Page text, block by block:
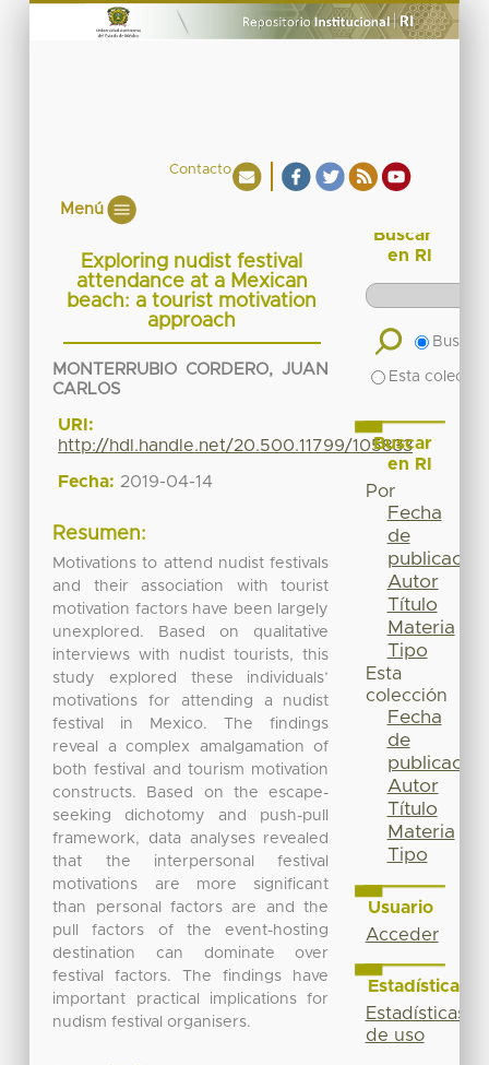
Contacto
Menú
Exploring nudist festival
attendance at a Mexican
beach: a tourist motivation
approach
MONTERRUBIO CORDERO, JUAN
CARLOS
URI:
http://hdl.handle.net/20.500.11799/105833
Fecha: 2019-04-14
Resumen:
Motivations to attend nudist festivals
and their association with tourist
motivation factors have been largely
unexplored. Based on qualitative
interviews with nudist tourists, this
study explored these individuals’
motivations for attending a nudist
festival in Mexico. The findings
reveal a complex amalgamation of
both festival and tourism motivation
constructs. Based on the escape-
seeking dichotomy and push-pull
framework, data analyses revealed
that the interpersonal festival
motivations are more significant
than personal factors are and the
pull factors of the event-hosting
destination can dominate over
festival factors. The findings have
important practical implications for
nudism festival organisers.
Buscar
en RI
Buscar
Esta
Buscar
en RI
Por
Fecha
de
publicación
Autor
Título
Materia
Tipo
Esta
colección
Fecha
de
publicación
Autor
Título
Materia
Tipo
Usuario
Acceder
Estadísticas
Estadísticas
de uso